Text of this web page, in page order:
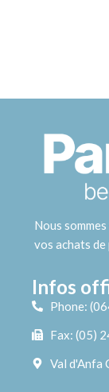
Nous
vos achats
Infos
Phone:
Fax: (05)
Val d'Anfa